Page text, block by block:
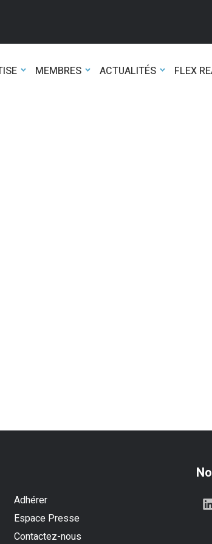
MEMBRES ACTUALITÉS FLEX
Adhérer
Espace Presse
Contactez-nous